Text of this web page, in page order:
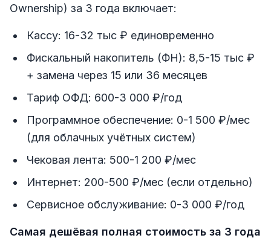
Ownership) за 3 года включает:
Кассу: 16-32 тыс ₽ единовременно
Фискальный накопитель (ФН): 8,5-15 тыс ₽
+ замена через 15 или 36 месяцев
Тариф ОФД: 600-3 000 ₽/год
Программное обеспечение: 0-1 500 ₽/мес
(для облачных учётных систем)
Чековая лента: 500-1 200 ₽/мес
Интернет: 200-500 ₽/мес (если отдельно)
Сервисное обслуживание: 0-3 000 ₽/год
Самая дешёвая полная стоимость за 3 года